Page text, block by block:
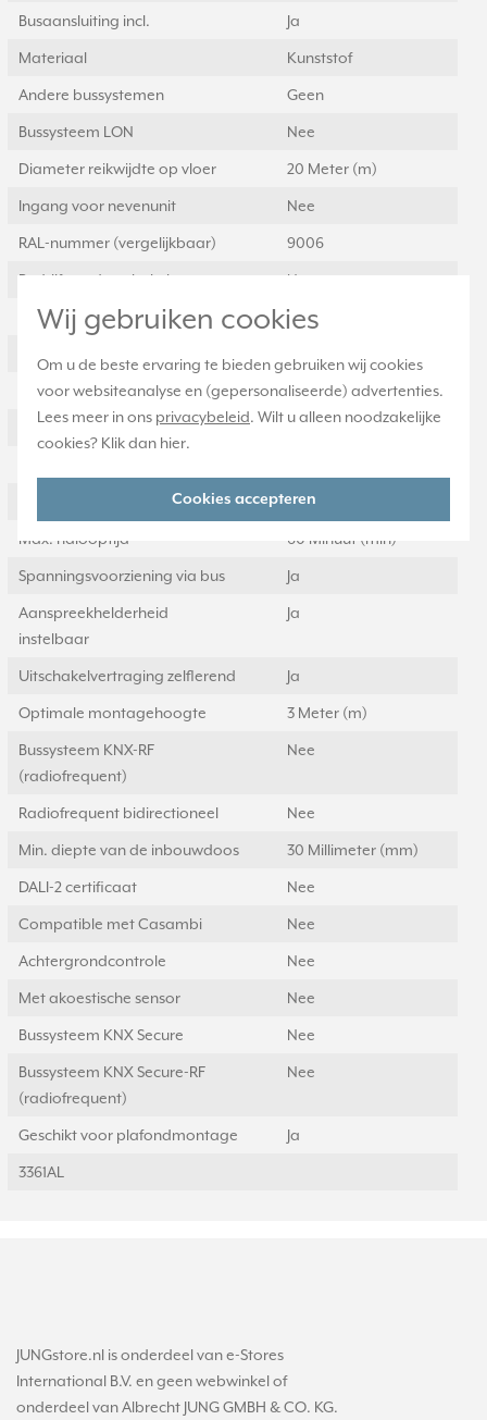
Wij gebruiken cookies
Om u de beste ervaring te bieden gebruiken wij cookies
voor websiteanalyse en (gepersonaliseerde) advertenties.
Lees meer in ons privacybeleid. Wilt u alleen noodzakelijke
cookies? Klik dan hier.
Cookies accepteren
Busaansluiting incl. Ja
Materiaal Kunststof
Andere bussystemen Geen
Bussysteem LON Nee
Diameter reikwijdte op vloer 20 Meter (m)
Ingang voor nevenunit Nee
RAL-nummer (vergelijkbaar) 9006
Bedrijfsmodusschakelaar Nee
Met aansluitkabel Nee
Uitvoering oppervlakte Mat
Hoek reikwijdte verticaal 0 Hoekgraden
0 Seconde (s)
Max. nalooptijd 60 Minuut (min)
Spanningsvoorziening via bus Ja
Aanspreekhelderheid
instelbaar
Ja
Uitschakelvertraging zelflerend Ja
Optimale montagehoogte 3 Meter (m)
Bussysteem KNX-RF
(radiofrequent)
Nee
Radiofrequent bidirectioneel Nee
Min. diepte van de inbouwdoos 30 Millimeter (mm)
DALI-2 certificaat Nee
Compatible met Casambi Nee
Achtergrondcontrole Nee
Met akoestische sensor Nee
Bussysteem KNX Secure Nee
Bussysteem KNX Secure-RF
(radiofrequent)
Nee
Geschikt voor plafondmontage Ja
3361AL
JUNGstore.nl is onderdeel van e-Stores
International B.V. en geen webwinkel of
onderdeel van Albrecht JUNG GMBH & CO. KG.